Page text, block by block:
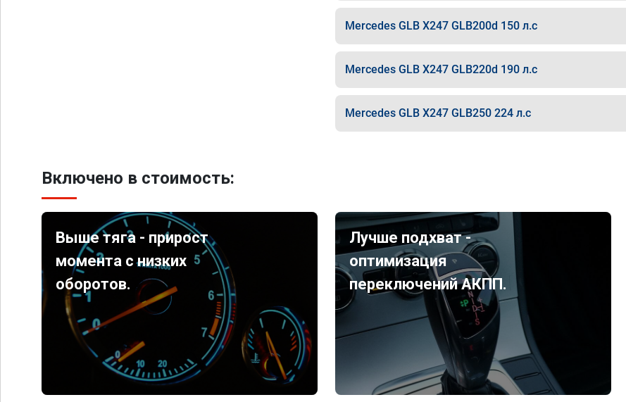
Mercedes GLB X247 GLB200d 150 л.с
Mercedes GLB X247 GLB220d 190 л.с
Mercedes GLB X247 GLB250 224 л.с
Включено в стоимость:
Выше тяга - прирост
момента с низких
оборотов.
Лучше подхват -
оптимизация
переключений АКПП.